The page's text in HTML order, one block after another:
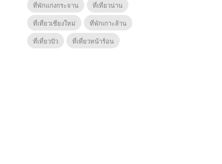
ที่พักแก่งกระจาน
ที่เที่ยวน่าน
ที่เที่ยวเชียงใหม่
ที่พักเกาะล้าน
ที่เที่ยวปัว
ที่เที่ยวหน้าร้อน